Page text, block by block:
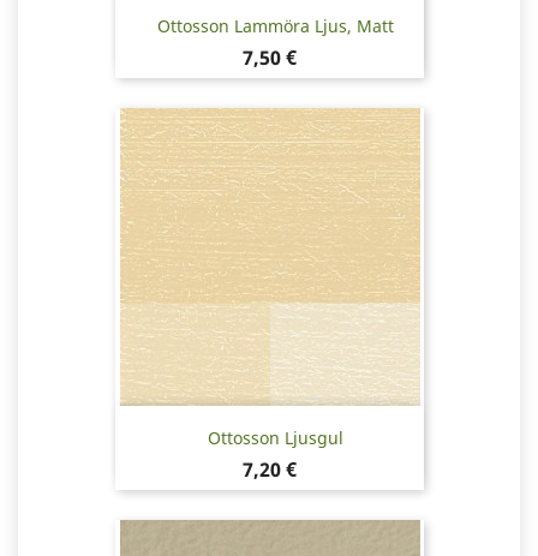
Ottosson Lammöra Ljus, Matt
Pris
7,50 €
Ottosson Ljusgul
Pris
7,20 €